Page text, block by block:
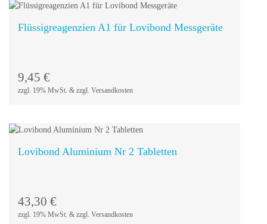
Flüssigreagenzien A1 für Lovibond Messgeräte
9,45 €
zzgl. 19% MwSt. & zzgl. Versandkosten
Lovibond Aluminium Nr 2 Tabletten
43,30 €
zzgl. 19% MwSt. & zzgl. Versandkosten